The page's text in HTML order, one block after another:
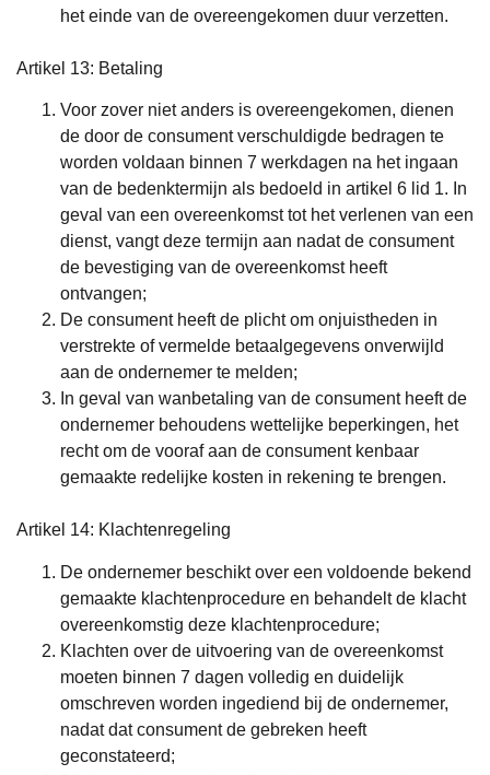
het einde van de overeengekomen duur verzetten.
Artikel 13: Betaling
Voor zover niet anders is overeengekomen, dienen
de door de consument verschuldigde bedragen te
worden voldaan binnen 7 werkdagen na het ingaan
van de bedenktermijn als bedoeld in artikel 6 lid 1. In
geval van een overeenkomst tot het verlenen van een
dienst, vangt deze termijn aan nadat de consument
de bevestiging van de overeenkomst heeft
ontvangen;
De consument heeft de plicht om onjuistheden in
verstrekte of vermelde betaalgegevens onverwijld
aan de ondernemer te melden;
In geval van wanbetaling van de consument heeft de
ondernemer behoudens wettelijke beperkingen, het
recht om de vooraf aan de consument kenbaar
gemaakte redelijke kosten in rekening te brengen.
Artikel 14: Klachtenregeling
De ondernemer beschikt over een voldoende bekend
gemaakte klachtenprocedure en behandelt de klacht
overeenkomstig deze klachtenprocedure;
Klachten over de uitvoering van de overeenkomst
moeten binnen 7 dagen volledig en duidelijk
omschreven worden ingediend bij de ondernemer,
nadat dat consument de gebreken heeft
geconstateerd;